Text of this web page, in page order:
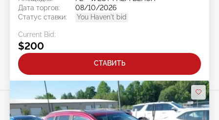
Дата торгов:
08/10/2026
Статус ставки:
You Haven't bid
Current Bid:
$200
СТАВИТЬ